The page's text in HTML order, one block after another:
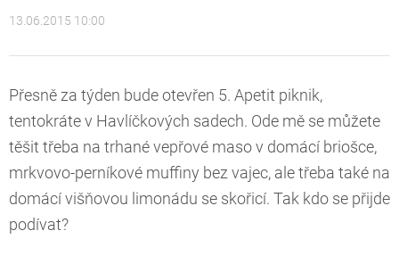
13.06.2015 10:00
Přesně za týden bude otevřen 5. Apetit piknik,
tentokráte v Havlíčkových sadech. Ode mě se můžete
těšit třeba na trhané vepřové maso v domácí briošce,
mrkvovo-perníkové muffiny bez vajec, ale třeba také na
domácí višňovou limonádu se skořicí. Tak kdo se přijde
podívat?